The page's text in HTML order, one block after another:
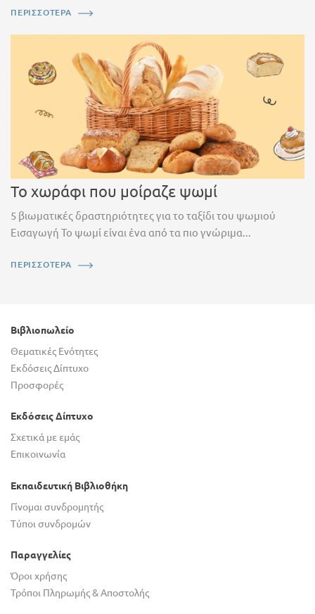
ΠΕΡΙΣΣΟΤΕΡΑ
Το χωράφι που μοίραζε ψωμί
5 βιωματικές δραστηριότητες για το ταξίδι του ψωμιού
Εισαγωγή Το ψωμί είναι ένα από τα πιο γνώριμα...
ΠΕΡΙΣΣΟΤΕΡΑ
Βιβλιοπωλείο
Θεματικές Ενότητες
Εκδόσεις Δίπτυχο
Προσφορές
Εκδόσεις Δίπτυχο
Σχετικά με εμάς
Επικοινωνία
Εκπαιδευτική Βιβλιοθήκη
Γίνομαι συνδρομητής
Τύποι συνδρομών
Παραγγελίες
Όροι χρήσης
Τρόποι Πληρωμής & Αποστολής